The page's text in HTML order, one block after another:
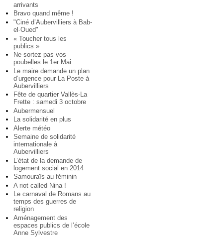
arrivants
Bravo quand même !
"Ciné d’Aubervilliers à Bab-
el-Oued"
« Toucher tous les
publics »
Ne sortez pas vos
poubelles le 1er Mai
Le maire demande un plan
d’urgence pour La Poste à
Aubervilliers
Fête de quartier Vallès-La
Frette : samedi 3 octobre
Aubermensuel
La solidarité en plus
Alerte météo
Semaine de solidarité
internationale à
Aubervilliers
L’état de la demande de
logement social en 2014
Samouraïs au féminin
A riot called Nina !
Le carnaval de Romans au
temps des guerres de
religion
Aménagement des
espaces publics de l’école
Anne Sylvestre